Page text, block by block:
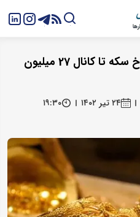
قیمت روز طلا 24 تیر 1402/ نرخ سکه تا کانال 27 میلیون
۲۴ تیر ۱۴۰۲
۱۹:۳۰